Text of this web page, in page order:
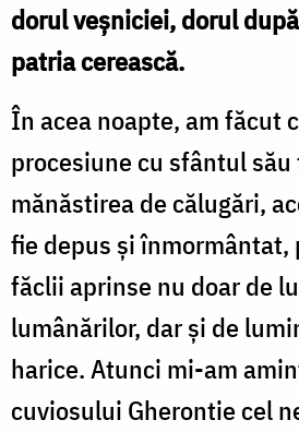
dorul veșniciei, dorul
patria cerească.
În acea noapte, am făcut
procesiune cu sfântul
mănăstirea de călugări,
fie depus și
făclii aprinse nu doar de
lumânărilor, dar și de
harice. Atunci mi-am
cuviosului Gherontie cel